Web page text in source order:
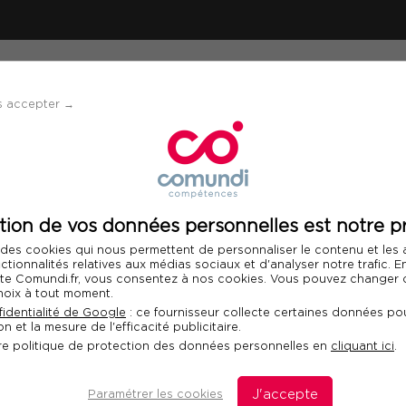
accepter →
de vos données personnelles est notre
cookies qui nous permettent de personnaliser le contenu et les
relatives aux médias sociaux et d'analyser notre trafic.
Comundi.fr, vous consentez à nos cookies. Vous pouvez changer
à tout moment.
de Google : ce fournisseur collecte certaines données
et la mesure de l'efficacité publicitaire.
politique de protection des données personnelles en cliquant ici.
Paramétrer les cookies J'accepte
complexe
Télécharger le programme
vente complexe
étapes de la vente complexe